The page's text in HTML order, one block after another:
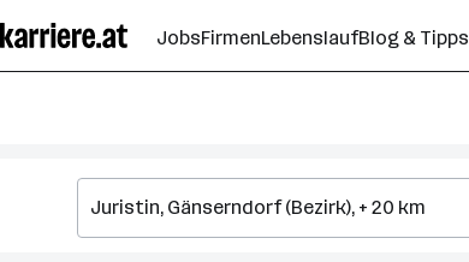
Seiteninhalt
springen
JobsFirmenLebenslaufBlog & Tipps